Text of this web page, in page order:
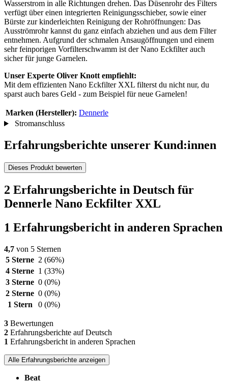
Wasserstrom in alle Richtungen drehen. Das Düsenrohr des Filters
verfügt über einen integrierten Reinigungsschieber, sowie einer
Bürste zur kinderleichten Reinigung der Rohröffnungen: Das
Ausströmrohr kannst du ganz einfach abziehen und aus dem Filter
entnehmen. Aufgrund der schmalen Ansaugöffnungen und einem
sehr feinporigen Vorfilterschwamm ist der Nano Eckfilter auch
sicher für junge Garnelen.
Unser Experte Oliver Knott empfiehlt:
Mit dem effizienten Nano Eckfilter XXL filterst du nicht nur, du
sparst auch bares Geld - zum Beispiel für neue Garnelen!
Marken (Hersteller): Dennerle
Stromanschluss
Erfahrungsberichte unserer Kund:innen
Dieses Produkt bewerten
2 Erfahrungsberichte in Deutsch für
Dennerle Nano Eckfilter XXL
1 Erfahrungsbericht in anderen Sprachen
4,7 von 5 Sternen
5 Sterne 2 (66%)
4 Sterne 1 (33%)
3 Sterne 0 (0%)
2 Sterne 0 (0%)
1 Stern
0 (0%)
3 Bewertungen
2 Erfahrungsberichte auf Deutsch
1 Erfahrungsbericht in anderen Sprachen
Alle Erfahrungsberichte anzeigen
Beat